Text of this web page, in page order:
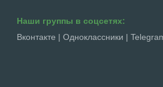
Наши группы в соцсетях:
Вконтакте | Одноклассники |